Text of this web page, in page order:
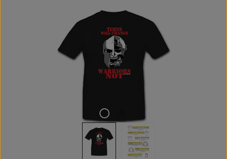
Bildergalerie überspringen